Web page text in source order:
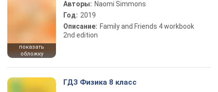
показать
обложку
Авторы: Naomi Simmons
Год: 2019
Описание: Family and Friends 4 workbook
2nd edition
ГДЗ Физика 8 класс